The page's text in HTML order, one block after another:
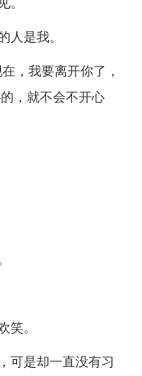
是我。
，我要离开你了，
，就不会不开心
。
可是却一直没有习